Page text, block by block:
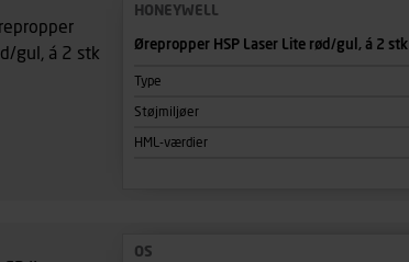
HONEYWELL
Ørepropper HSP Laser Lite rød/gul, á 2 stk
Type
Støjmiljøer
HML-værdier
OS